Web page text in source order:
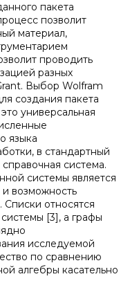
пакета
позволит
материал,
проводить
разных
Выбор Wolfram
создания пакета
универсальная
языка
в стандартный
система.
системы является
и возможность
относятся
[3], а графы
исследуемой
по сравнению
алгебры касательно